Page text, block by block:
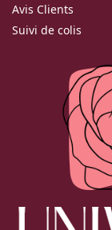
Avis Clients
Suivi de colis